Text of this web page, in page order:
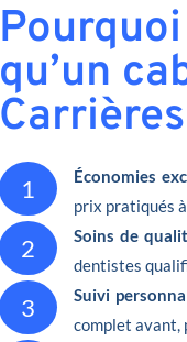
qu’un
1 Économies
prix pratiqués
2 Soins de
dentistes
3 Suivi
complet avant,